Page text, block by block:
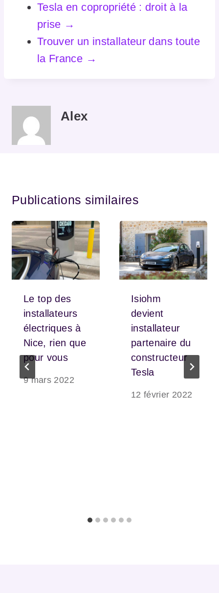
Tesla en copropriété : droit à la
prise →
Trouver un installateur dans toute
la France →
Alex
Publications similaires
Le top des
installateurs
électriques à
Nice, rien que
pour vous
9 mars 2022
Isiohm
devient
installateur
partenaire du
constructeur
Tesla
12 février 2022